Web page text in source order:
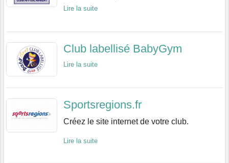
Lire la suite
Club labellisé BabyGym
Lire la suite
Sportsregions.fr
Créez le site internet de votre club.
Lire la suite